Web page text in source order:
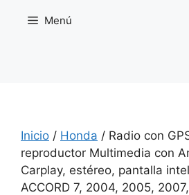
Menú
Inicio / Honda / Radio con
reproductor Multimedia con
Carplay, estéreo, pantalla
ACCORD 7, 2004, 2005,